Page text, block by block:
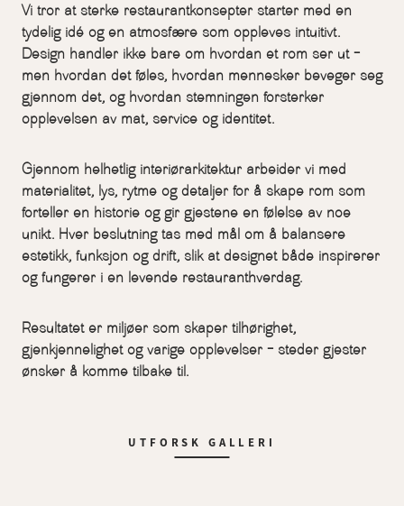
Vi tror at sterke restaurantkonsepter starter med en
tydelig idé og en atmosfære som oppleves intuitivt.
Design handler ikke bare om hvordan et rom ser ut –
men hvordan det føles, hvordan mennesker beveger seg
gjennom det, og hvordan stemningen forsterker
opplevelsen av mat, service og identitet.
Gjennom helhetlig interiørarkitektur arbeider vi med
materialitet, lys, rytme og detaljer for å skape rom som
forteller en historie og gir gjestene en følelse av noe
unikt. Hver beslutning tas med mål om å balansere
estetikk, funksjon og drift, slik at designet både inspirerer
og fungerer i en levende restauranthverdag.
Resultatet er miljøer som skaper tilhørighet,
gjenkjennelighet og varige opplevelser – steder gjester
ønsker å komme tilbake til.
UTFORSK GALLERI